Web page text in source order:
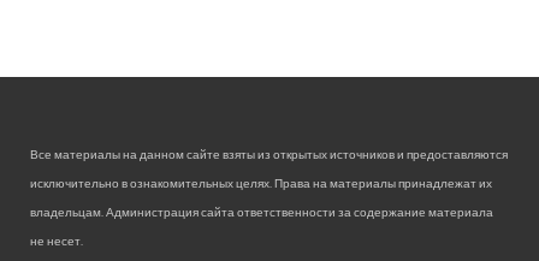
Все материалы на данном сайте взяты из открытых источников и предоставляются
исключительно в ознакомительных целях. Права на материалы принадлежат их
владельцам. Администрация сайта ответственности за содержание материала
не несет.